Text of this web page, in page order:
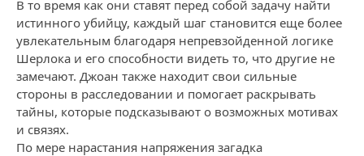
В то время как они ставят перед собой задачу найти
истинного убийцу, каждый шаг становится еще более
увлекательным благодаря непревзойденной логике
Шерлока и его способности видеть то, что другие не
замечают. Джоан также находит свои сильные
стороны в расследовании и помогает раскрывать
тайны, которые подсказывают о возможных мотивах
и связях.
По мере нарастания напряжения загадка